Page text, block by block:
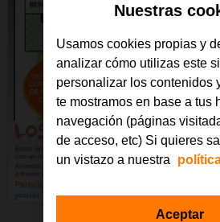
Nuestras
Usamos cookies propias y
analizar cómo utilizas este
personalizar los contenidos
te mostramos en base a tus
navegación (páginas
de acceso, etc) Si quieres
un vistazo a nuestra
Aceptar